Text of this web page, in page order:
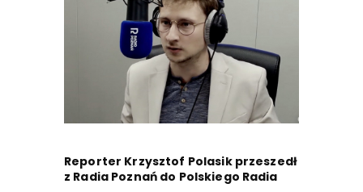
Reporter Krzysztof Polasik przeszedł
z Radia Poznań do Polskiego Radia